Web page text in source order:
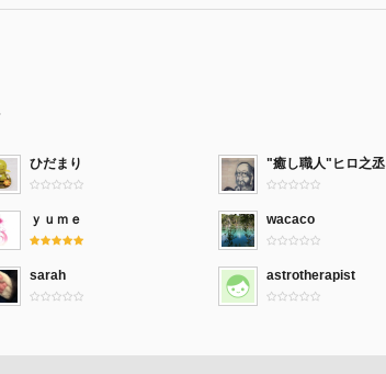
ひだまり "癒し職人"ヒロ之丞
ｙｕｍｅ wacaco
sarah astrotherapist